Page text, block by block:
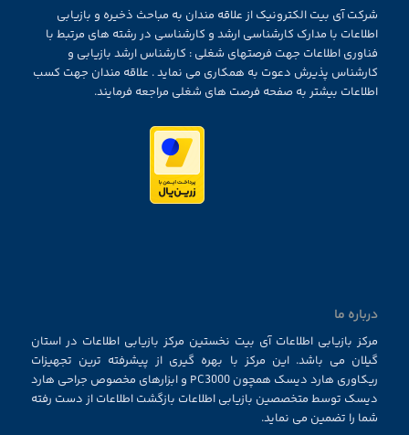
شرکت آی بیت الکترونیک از علاقه مندان به مباحث ذخیره و بازیابی
اطلاعات با مدارک کارشناسی ارشد و کارشناسی در رشته های مرتبط با
فناوری اطلاعات جهت فرصتهای شغلی : کارشناس ارشد بازیابی و
کارشناس پذیرش دعوت به همکاری می نماید . علاقه مندان جهت کسب
اطلاعات بیشتر به صفحه فرصت های شغلی مراجعه فرمایند.
درباره ما
مرکز بازیابی اطلاعات آی بیت نخستین مرکز بازیابی اطلاعات در استان
گیلان می باشد. این مرکز با بهره گیری از پیشرفته ترین تجهیزات
ریکاوری هارد دیسک همچون PC3000 و ابزارهای مخصوص جراحی هارد
دیسک توسط متخصصین بازیابی اطلاعات بازگشت اطلاعات از دست رفته
شما را تضمین می نماید.